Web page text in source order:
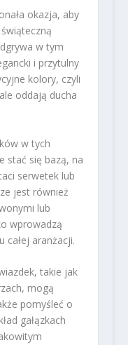
okazja, aby
w tym
i przytulny
kolory, czyli
oddają ducha
w tych
stać się bazą, na
serwetek lub
jest również
lub
wprowadzą
całej aranżacji.
takie jak
mogą
pomyśleć o
gałązkach